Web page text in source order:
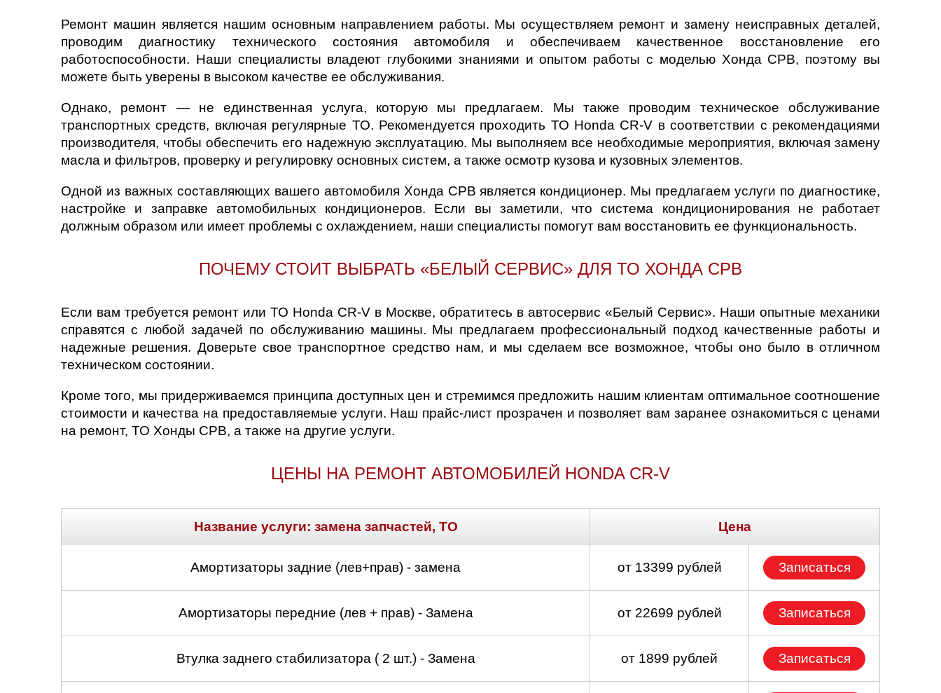
Одинцово
Орёл
Оренбург
Пенза
Ростов-на-Дону
Санкт-Петербург
Солнцево
Сургут
Тольятти
Ульяновск
Чебоксары
Череповец
Ярославль
Ремонт машин является нашим основным направлением работы. Мы осуществляем ремонт и замену неисправных деталей,
проводим диагностику технического состояния автомобиля и обеспечиваем качественное восстановление его
работоспособности. Наши специалисты владеют глубокими знаниями и опытом работы с моделью Хонда СРВ, поэтому вы
можете быть уверены в высоком качестве ее обслуживания.
Однако, ремонт — не единственная услуга, которую мы предлагаем. Мы также проводим техническое обслуживание
транспортных средств, включая регулярные ТО. Рекомендуется проходить ТО Honda CR-V в соответствии с рекомендациями
производителя, чтобы обеспечить его надежную эксплуатацию. Мы выполняем все необходимые мероприятия, включая замену
масла и фильтров, проверку и регулировку основных систем, а также осмотр кузова и кузовных элементов.
Одной из важных составляющих вашего автомобиля Хонда СРВ является кондиционер. Мы предлагаем услуги по диагностике,
настройке и заправке автомобильных кондиционеров. Если вы заметили, что система кондиционирования не работает
должным образом или имеет проблемы с охлаждением, наши специалисты помогут вам восстановить ее функциональность.
ПОЧЕМУ СТОИТ ВЫБРАТЬ «БЕЛЫЙ СЕРВИС» ДЛЯ ТО ХОНДА СРВ
Если вам требуется ремонт или ТО Honda CR-V в Москве, обратитесь в автосервис «Белый Сервис». Наши опытные механики
справятся с любой задачей по обслуживанию машины. Мы предлагаем профессиональный подход качественные работы и
надежные решения. Доверьте свое транспортное средство нам, и мы сделаем все возможное, чтобы оно было в отличном
техническом состоянии.
Кроме того, мы придерживаемся принципа доступных цен и стремимся предложить нашим клиентам оптимальное соотношение
стоимости и качества на предоставляемые услуги. Наш прайс-лист прозрачен и позволяет вам заранее ознакомиться с ценами
на ремонт, ТО Хонды СРВ, а также на другие услуги.
ЦЕНЫ НА РЕМОНТ АВТОМОБИЛЕЙ HONDA CR-V
Название услуги: замена запчастей, ТО Цена
Амортизаторы задние (лев+прав) - замена от 13399 рублей Записаться
Амортизаторы передние (лев + прав) - Замена от 22699 рублей Записаться
Втулка заднего стабилизатора ( 2 шт.) - Замена от 1899 рублей Записаться